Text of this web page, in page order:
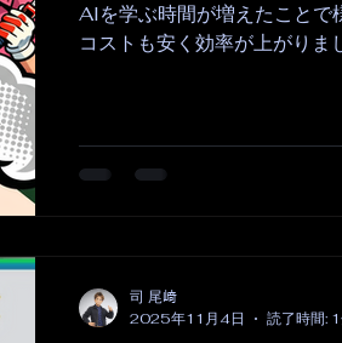
AIを学ぶ時間が増えたことで
コストも安く効率が上がりま
司 尾﨑
2025年11月4日
読了時間: